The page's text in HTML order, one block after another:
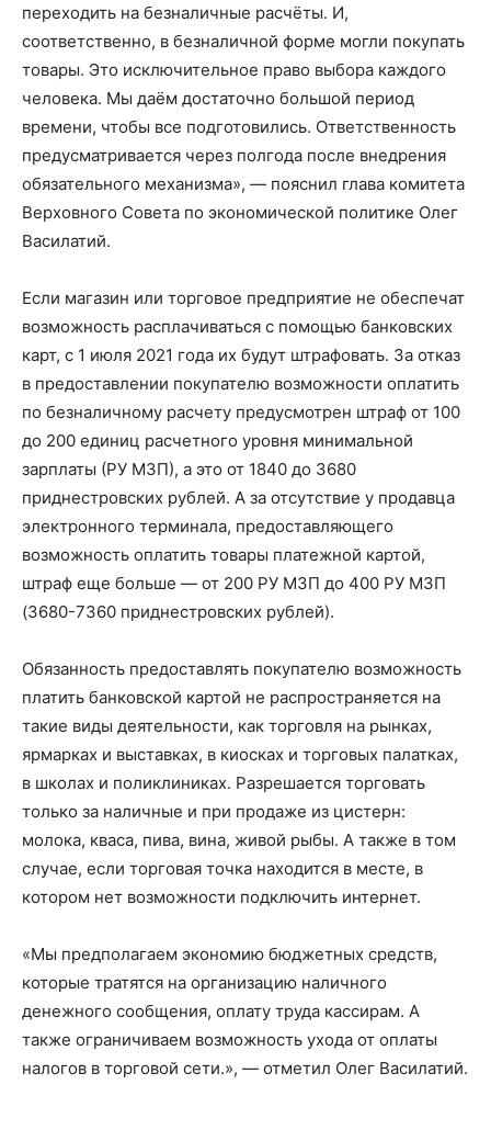
переходить на безналичные расчёты. И,
соответственно, в безналичной форме могли покупать
товары. Это исключительное право выбора каждого
человека. Мы даём достаточно большой период
времени, чтобы все подготовились. Ответственность
предусматривается через полгода после внедрения
обязательного механизма», — пояснил глава комитета
Верховного Совета по экономической политике Олег
Василатий.
Если магазин или торговое предприятие не обеспечат
возможность расплачиваться с помощью банковских
карт, с 1 июля 2021 года их будут штрафовать. За отказ
в предоставлении покупателю возможности оплатить
по безналичному расчету предусмотрен штраф от 100
до 200 единиц расчетного уровня минимальной
зарплаты (РУ МЗП), а это от 1840 до 3680
приднестровских рублей. А за отсутствие у продавца
электронного терминала, предоставляющего
возможность оплатить товары платежной картой,
штраф еще больше — от 200 РУ МЗП до 400 РУ МЗП
(3680-7360 приднестровских рублей).
Обязанность предоставлять покупателю возможность
платить банковской картой не распространяется на
такие виды деятельности, как торговля на рынках,
ярмарках и выставках, в киосках и торговых палатках,
в школах и поликлиниках. Разрешается торговать
только за наличные и при продаже из цистерн:
молока, кваса, пива, вина, живой рыбы. А также в том
случае, если торговая точка находится в месте, в
котором нет возможности подключить интернет.
«Мы предполагаем экономию бюджетных средств,
которые тратятся на организацию наличного
денежного сообщения, оплату труда кассирам. А
также ограничиваем возможность ухода от оплаты
налогов в торговой сети.», — отметил Олег Василатий.